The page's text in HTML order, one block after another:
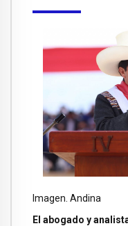
Imagen. Andina
El abogado y